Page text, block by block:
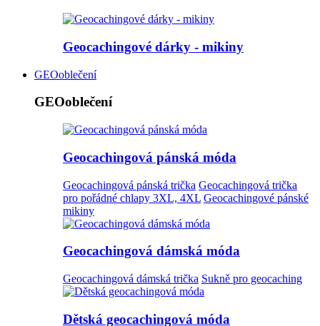
Geocachingové dárky - mikiny
GEOoblečení
GEOoblečení
Geocachingová pánská móda
Geocachingová pánská trička Geocachingová trička
pro pořádné chlapy 3XL, 4XL Geocachingové pánské
mikiny
Geocachingová dámská móda
Geocachingová dámská trička Sukně pro geocaching
Dětská geocachingová móda